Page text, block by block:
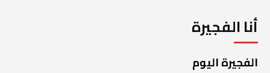
أنا الفجيرة
الفجيرة اليوم